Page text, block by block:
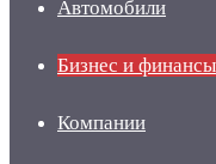
Автомобили
Бизнес и финансы
Компании